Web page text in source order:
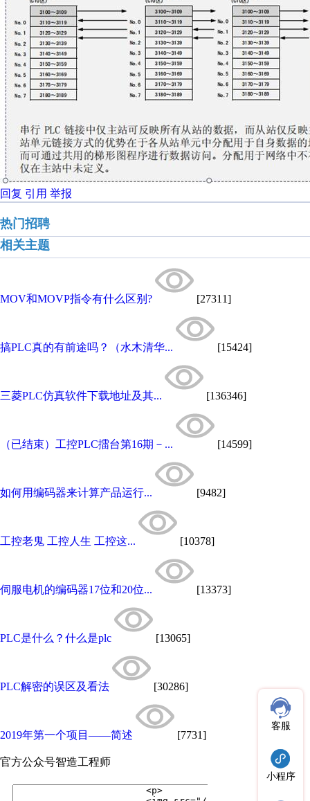
回复 引用 举报
热门招聘
相关主题
MOV和MOVP指令有什么区别? [27311]
搞PLC真的有前途吗？（水木清华... [15424]
三菱PLC仿真软件下载地址及其... [136346]
（已结束）工控PLC擂台第16期－... [14599]
如何用编码器来计算产品运行... [9482]
工控老鬼 工控人生 工控这... [10378]
伺服电机的编码器17位和20位... [13373]
PLC是什么？什么是plc [13065]
PLC解密的误区及看法 [30286]
2019年第一个项目——简述 [7731]
官方公众号智造工程师
客服
小程序